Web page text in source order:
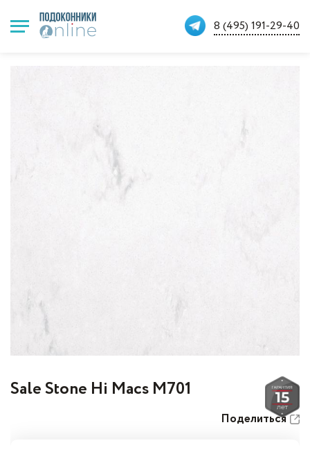
8 (495) 191-29-40
Sale Stone Hi Macs M701
Поделиться